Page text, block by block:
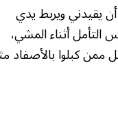
يقيدني ويربط يدي
أثناء المشي،
كبلوا بالأصفاد